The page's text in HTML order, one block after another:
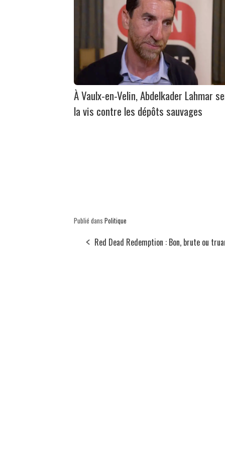
À Vaulx-en-Velin, Abdelkader Lahmar
la vis contre les dépôts sauvages
Publié dans Politique
Red Dead Redemption : Bon, brute ou